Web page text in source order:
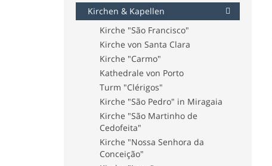
Museum von Serralves
Museum "Romântico da Quinta
da Macieirinha"
Museum "Casa do Infante"
Museum "Nacional Soares dos
Reis"
Museum "Guerra Junqueiro"
Wohnhaus von Almeida Garrett
Museum des Portweins
Straßenbahnmuseum - "Carro
Eléctrico"
Anatomiemuseum "Faculdade
Kirchen & Kapellen
Kirche "São Francisco"
Kirche von Santa Clara
Kirche "Carmo"
Kathedrale von Porto
Turm "Clérigos"
Kirche "São Pedro" in Miragaia
Kirche "São Martinho de
Cedofeita"
Kirche "Nossa Senhora da
Conceição"